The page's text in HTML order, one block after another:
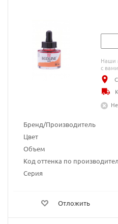
Бренд/Производитель
Цвет
Объем
Код оттенка по
Серия
Отложить
Наши
с